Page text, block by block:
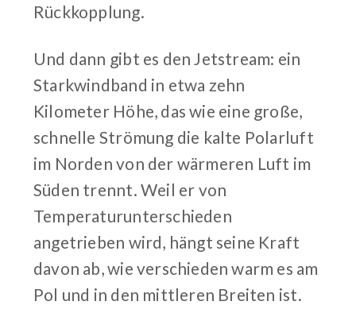
Rückkopplung.
Und dann gibt es den Jetstream: ein
Starkwindband in etwa zehn
Kilometer Höhe, das wie eine große,
schnelle Strömung die kalte Polarluft
im Norden von der wärmeren Luft im
Süden trennt. Weil er von
Temperaturunterschieden
angetrieben wird, hängt seine Kraft
davon ab, wie verschieden warm es am
Pol und in den mittleren Breiten ist.